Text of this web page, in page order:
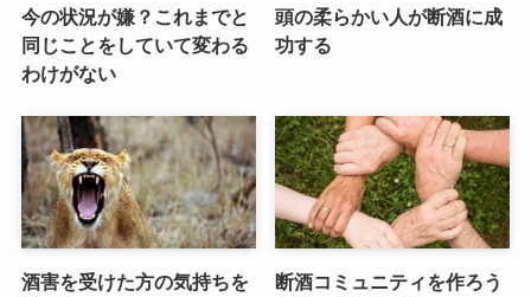
今の状況が嫌？これまでと
同じことをしていて変わる
わけがない
頭の柔らかい人が断酒に成
功する
酒害を受けた方の気持ちを
断酒コミュニティを作ろう